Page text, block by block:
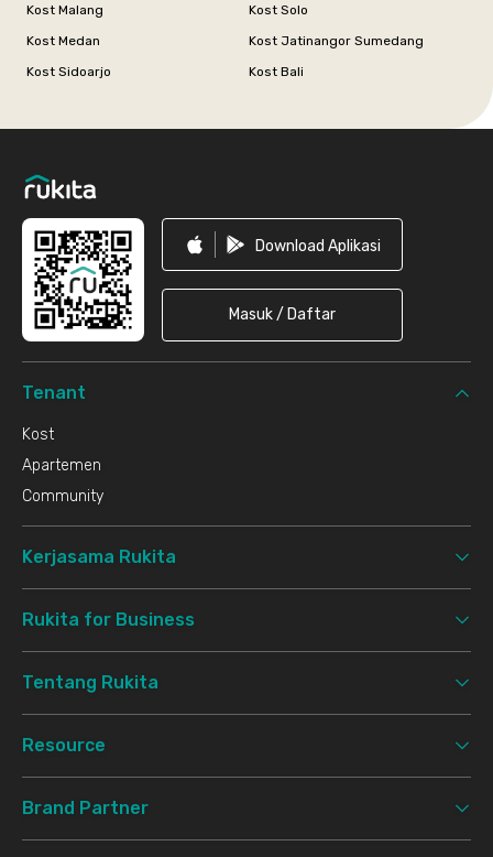
Kost Malang
Kost Solo
Kost Medan
Kost Jatinangor Sumedang
Kost Sidoarjo
Kost Bali
Download Aplikasi
Masuk / Daftar
Tenant
Kost
Apartemen
Community
Kerjasama Rukita
Rukita for Business
Tentang Rukita
Resource
Brand Partner